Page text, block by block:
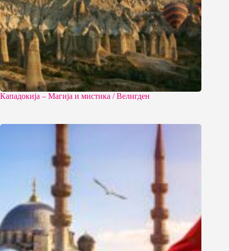
Кападокија – Магија и мистика / Велигден